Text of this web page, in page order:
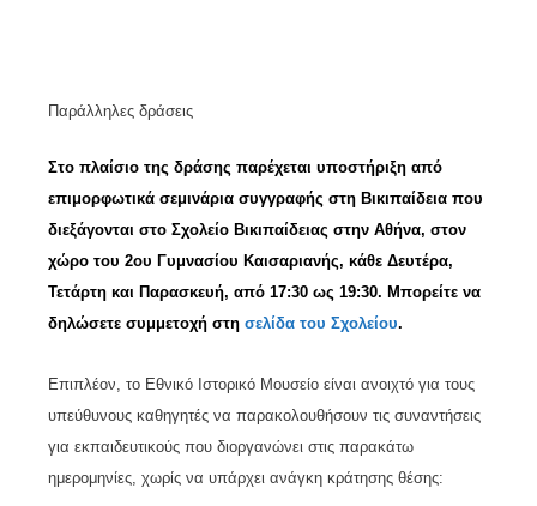
Παράλληλες δράσεις
Στο πλαίσιο της δράσης παρέχεται υποστήριξη από
επιμορφωτικά σεμινάρια συγγραφής στη Βικιπαίδεια που
διεξάγονται στο Σχολείο Βικιπαίδειας στην Αθήνα, στον
χώρο του 2ου Γυμνασίου Καισαριανής, κάθε Δευτέρα,
Τετάρτη και Παρασκευή, από 17:30 ως 19:30. Μπορείτε να
δηλώσετε συμμετοχή στη σελίδα του Σχολείου.
Επιπλέον, το Εθνικό Ιστορικό Μουσείο είναι ανοιχτό για τους
υπεύθυνους καθηγητές να παρακολουθήσουν τις συναντήσεις
για εκπαιδευτικούς που διοργανώνει στις παρακάτω
ημερομηνίες, χωρίς να υπάρχει ανάγκη κράτησης θέσης: